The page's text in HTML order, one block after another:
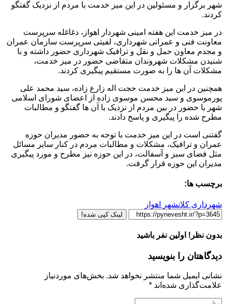
شهر برگزار و مسئولین در این میز خدمت با مردم از نزدیک گفتگو
کردند.
در میز خدمت این هفته امینی شهردار اهواز، دغاغله سرپرست
معاونت فنی و عمرانی شهرداری، لفیتی سرپرست سازمان عمران
و مجدم معاون حمل و نقل و ترافیک شهرداری حضور داشته و با
شنیدن مشکلات شهروندان متقاضی حضور در میز خدمت،
مشکلات آن ها را به صورت مستقیم پیگیری کردند.
همچنین در این میز خدمت حجت اله زارع زاده، سید محمد علی
پورموسوی و سید محسن موسوی زاده از اعضای شورای اسلامی
شهر با حضور در بین مردم از نزدیک با آن ها گفتگو و مطالبات
مطرح شده را پیگیری و پاسخ دادند.
گفتنی است در این میز خدمت با توجه به حضور مدیران حوزه
عمران و ترافیک، مشکلات و مطالبات مردم در کنار سایر مسائل
مثل فضای سبز و آسفالت، در این حوزه نیز مطرح و مورد پیگیری
مدیران این حوزه قرار گرفت.
برچسب ها:
شهرداری کلانشهر اهواز
لینک کپی شده!
بدون نظر! اولین نفر باشید
دیدگاهتان را بنویسید
نشانی ایمیل شما منتشر نخواهد شد. بخش‌های موردنیاز
علامت‌گذاری شده‌اند *